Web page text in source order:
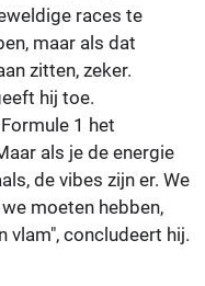
races te
maar als dat
zitten, zeker.
hij toe.
1 het
als je de energie
de vibes zijn er. We
moeten hebben,
vlam", concludeert hij.